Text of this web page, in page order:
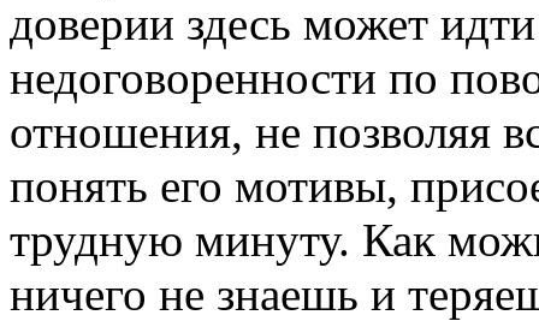
доверии здесь может
недоговоренности по
отношения, не позволяя
понять его мотивы,
трудную минуту. Как
ничего не знаешь и